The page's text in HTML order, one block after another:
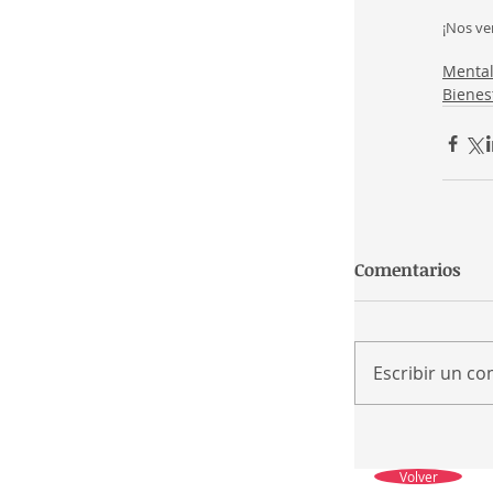
¡Nos
Comentarios
Escribir un
Volver